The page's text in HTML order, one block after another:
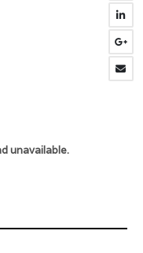
unavailable.